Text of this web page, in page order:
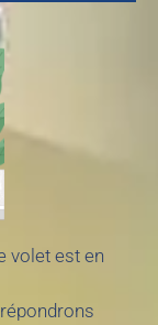
volet est en